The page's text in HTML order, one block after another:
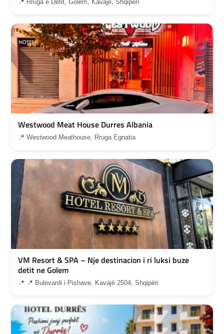
📍 Rruga e Detit, Golem, Kavajë, Shqipëri
Westwood Meat House Durres Albania
📍 Westwood Meathouse, Rruga Egnatia
VM Resort & SPA – Nje destinacion i ri luksi buze
detit ne Golem
📍 📍 Bulevardi i Pishave, Kavajë 2504, Shqipëri